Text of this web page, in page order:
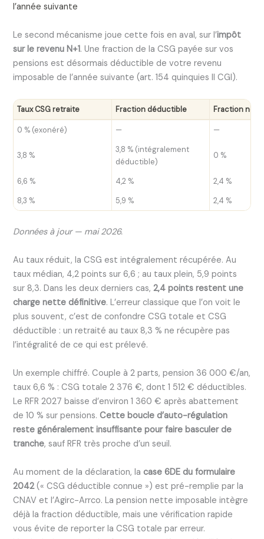
l’année suivante
Le second mécanisme joue cette fois en aval, sur l’impôt
sur le revenu N+1. Une fraction de la CSG payée sur vos
pensions est désormais déductible de votre revenu
imposable de l’année suivante (art. 154 quinquies II CGI).
Taux CSG retraite Fraction déductible Fraction non
0 % (exonéré) — —
3,8 %
3,8 % (intégralement
déductible)
0 %
6,6 % 4,2 %
2,4 %
8,3 %
5,9 % 2,4 %
Données à jour — mai 2026.
Au taux réduit, la CSG est intégralement récupérée. Au
taux médian, 4,2 points sur 6,6 ; au taux plein, 5,9 points
sur 8,3. Dans les deux derniers cas,2,4 points restent une
charge nette définitive. L’erreur classique que l’on voit le
plus souvent, c’est de confondre CSG totale et CSG
déductible : un retraité au taux 8,3 % ne récupère pas
l’intégralité de ce qui est prélevé.
Un exemple chiffré. Couple à 2 parts, pension 36 000 €/an,
taux 6,6 % : CSG totale 2 376 €, dont 1 512 € déductibles.
Le RFR 2027 baisse d’environ 1 360 € après abattement
de 10 % sur pensions.Cette boucle d’auto-régulation
reste généralement insuffisante pour faire basculer de
tranche, sauf RFR très proche d’un seuil.
Au moment de la déclaration, lacase 6DE du formulaire
2042(« CSG déductible connue ») est pré-remplie par la
CNAV et l’Agirc-Arrco. La pension nette imposable intègre
déjà la fraction déductible, mais une vérification rapide
vous évite de reporter la CSG totale par erreur.